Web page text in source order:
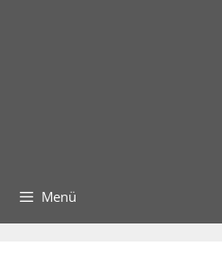
Menü